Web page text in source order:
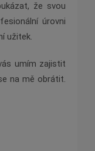
že svou
úrovni
užitek.
umím zajistit
na mě obrátit.